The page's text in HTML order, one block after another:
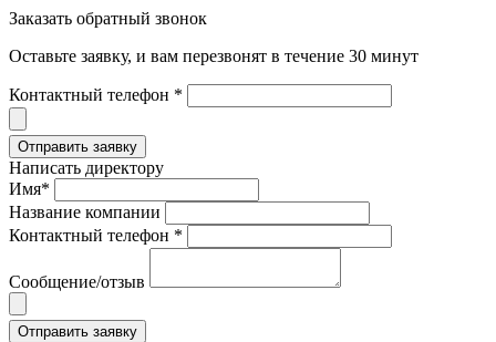
Заказать обратный звонок
Оставьте заявку, и вам перезвонят в течение 30 минут
Контактный телефон *
Написать директору
Имя*
Название компании
Контактный телефон *
Сообщение/отзыв